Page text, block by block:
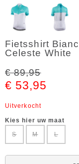
Fietsshirt
Celeste White
€ 89,95
€ 53,95
Uitverkocht
Kies hier uw maat
S
M L